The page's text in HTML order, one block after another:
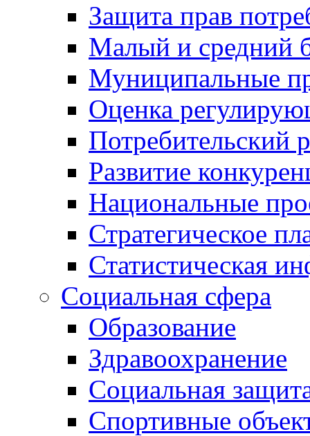
Защита прав
Малый и средний
Муниципальные
Оценка
Потребительский
Развитие
Национальные
Стратегическое
Статистическая
Социальная сфера
Образование
Здравоохранение
Социальная
Спортивные